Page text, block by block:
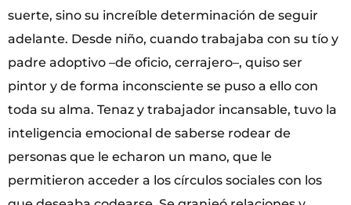
suerte, sino su increíble determinación de seguir
adelante. Desde niño, cuando trabajaba con su tío y
padre adoptivo –de oficio, cerrajero–, quiso ser
pintor y de forma inconsciente se puso a ello con
toda su alma. Tenaz y trabajador incansable, tuvo la
inteligencia emocional de saberse rodear de
personas que le echaron un mano, que le
permitieron acceder a los círculos sociales con los